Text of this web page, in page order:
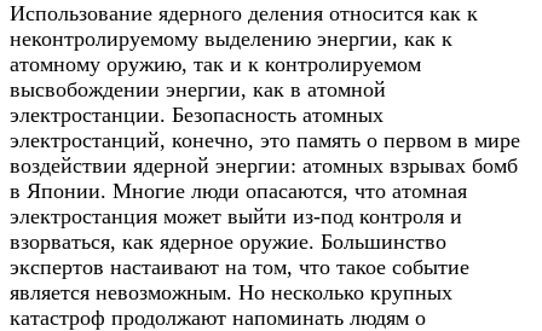
Использование ядерного деления относится как к
неконтролируемому выделению энергии, как к
атомному оружию, так и к контролируемом
высвобождении энергии, как в атомной
электростанции. Безопасность атомных
электростанций, конечно, это память о первом в мире
воздействии ядерной энергии: атомных взрывах бомб
в Японии. Многие люди опасаются, что атомная
электростанция может выйти из-под контроля и
взорваться, как ядерное оружие. Большинство
экспертов настаивают на том, что такое событие
является невозможным. Но несколько крупных
катастроф продолжают напоминать людям о